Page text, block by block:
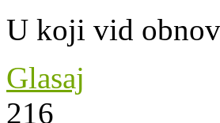
U koji vid
Glasaj
216